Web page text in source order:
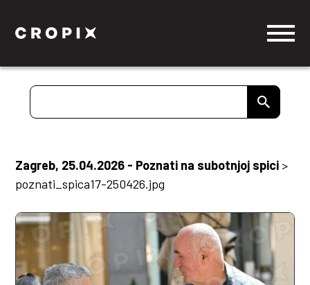
Zagreb, 25.04.2026 - Poznati na subotnjoj spici >
poznati_spica17-250426.jpg